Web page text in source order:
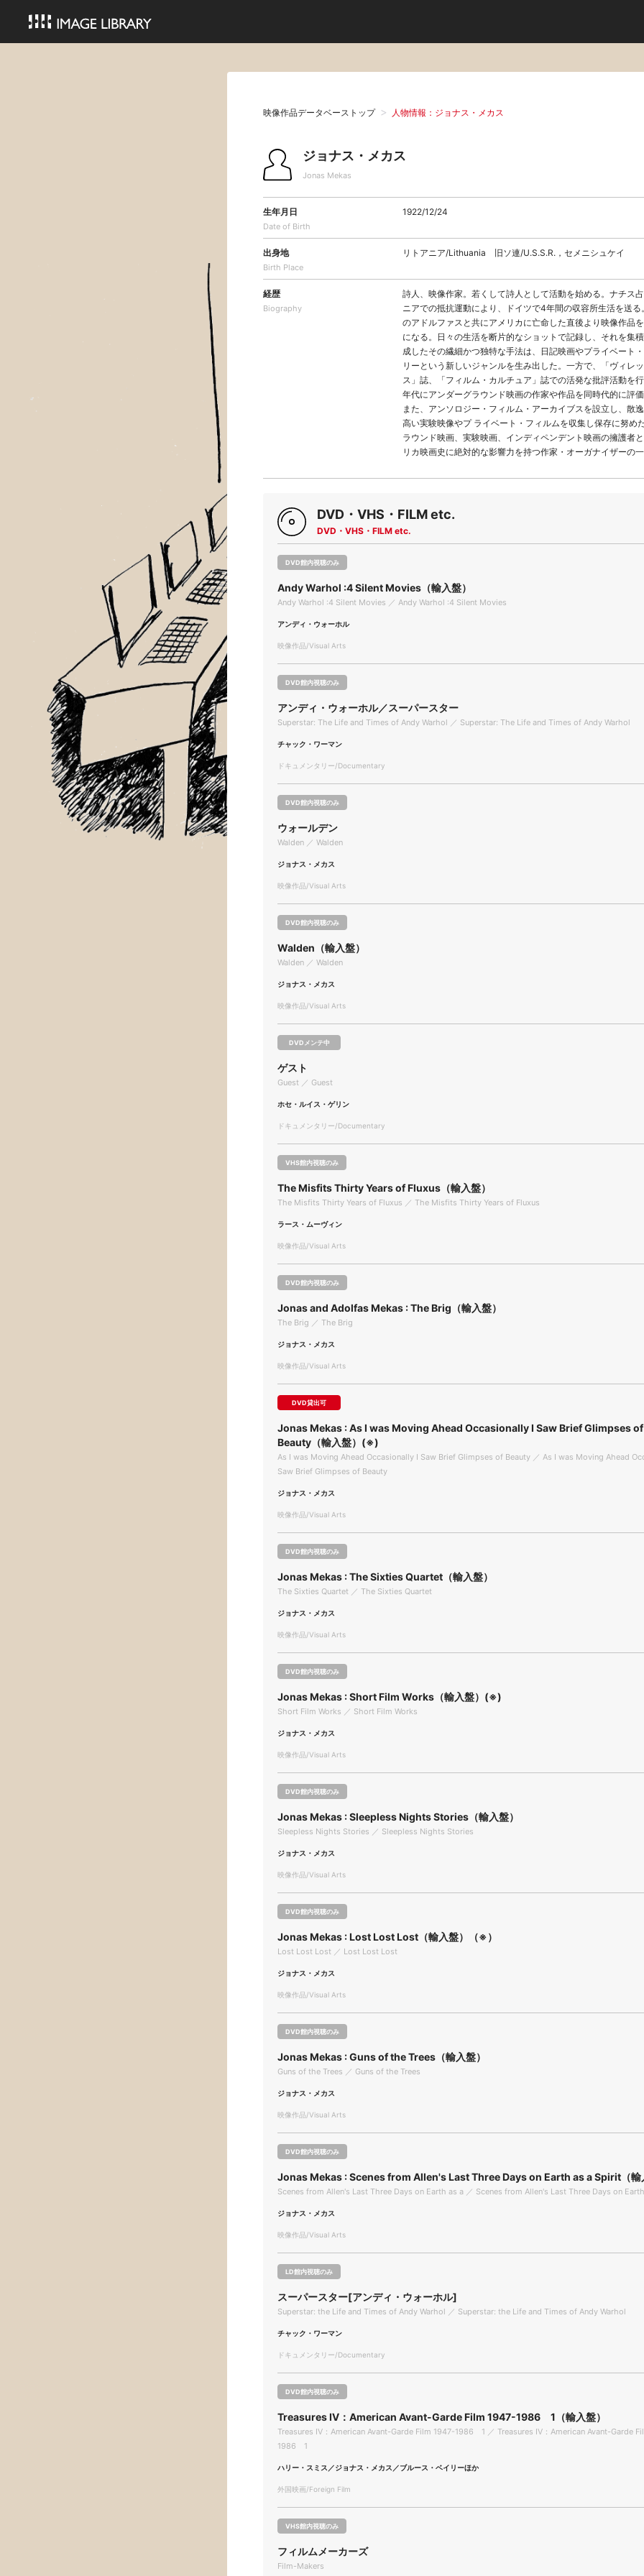
映像作品データベーストップ 人物情報：ジョナス・メカス
ジョナス・メカス
Jonas Mekas
生年月日
Date of Birth
1922/12/24
出身地
Birth Place
リトアニア/Lithuania 旧ソ連/U.S.S.R.，セメニシュケイ
経歴
Biography
詩人、映像作家。若くして詩人として活動を始める。ナチス
ニアでの抵抗運動により、ドイツで4年間の収容所生活を送
のアドルファスと共にアメリカに亡命した直後より映像作品
になる。日々の生活を断片的なショットで記録し、それを集
成したその繊細かつ独特な手法は、日記映画やプライベート
リーという新しいジャンルを生み出した。一方で、「ヴィレ
ス」誌、「フィルム・カルチュア」誌での活発な批評活動を
年代にアンダーグラウンド映画の作家や作品を同時代的に評価
また、アンソロジー・フィルム・アーカイブスを設立し、散
高い実験映像やプ ライベート・フィルムを収集し保存に努め
ラウンド映画、実験映画、インディペンデント映画の擁護者
リカ映画史に絶対的な影響力を持つ作家・オーガナイザーの一
DVD・VHS・FILM etc.
DVD・VHS・FILM etc.
DVD館内視聴のみ
Andy Warhol :4 Silent Movies（輸入盤）
Andy Warhol :4 Silent Movies ／ Andy Warhol :4 Silent Movies
アンディ・ウォーホル
映像作品/Visual Arts
DVD館内視聴のみ
アンディ・ウォーホル／スーパースター
Superstar: The Life and Times of Andy Warhol ／ Superstar: The Life and Times of Andy Warhol
チャック・ワーマン
ドキュメンタリー/Documentary
DVD館内視聴のみ
ウォールデン
Walden ／ Walden
ジョナス・メカス
映像作品/Visual Arts
DVD館内視聴のみ
Walden（輸入盤）
Walden ／ Walden
ジョナス・メカス
映像作品/Visual Arts
DVDメンテ中
ゲスト
Guest ／ Guest
ホセ・ルイス・ゲリン
ドキュメンタリー/Documentary
VHS館内視聴のみ
The Misfits Thirty Years of Fluxus（輸入盤）
The Misfits Thirty Years of Fluxus ／ The Misfits Thirty Years of Fluxus
ラース・ムーヴィン
映像作品/Visual Arts
DVD館内視聴のみ
Jonas and Adolfas Mekas : The Brig（輸入盤）
The Brig ／ The Brig
ジョナス・メカス
映像作品/Visual Arts
DVD貸出可
Jonas Mekas : As I was Moving Ahead Occasionally I Saw Brief Glimpses of
Beauty（輸入盤）(※)
As I was Moving Ahead Occasionally I Saw Brief Glimpses of Beauty ／ As I was Moving Ahead
Saw Brief Glimpses of Beauty
ジョナス・メカス
映像作品/Visual Arts
DVD館内視聴のみ
Jonas Mekas : The Sixties Quartet（輸入盤）
The Sixties Quartet ／ The Sixties Quartet
ジョナス・メカス
映像作品/Visual Arts
DVD館内視聴のみ
Jonas Mekas : Short Film Works（輸入盤）(※)
Short Film Works ／ Short Film Works
ジョナス・メカス
映像作品/Visual Arts
DVD館内視聴のみ
Jonas Mekas : Sleepless Nights Stories（輸入盤）
Sleepless Nights Stories ／ Sleepless Nights Stories
ジョナス・メカス
映像作品/Visual Arts
DVD館内視聴のみ
Jonas Mekas : Lost Lost Lost（輸入盤）（※）
Lost Lost Lost ／ Lost Lost Lost
ジョナス・メカス
映像作品/Visual Arts
DVD館内視聴のみ
Jonas Mekas : Guns of the Trees（輸入盤）
Guns of the Trees ／ Guns of the Trees
ジョナス・メカス
映像作品/Visual Arts
DVD館内視聴のみ
Jonas Mekas : Scenes from Allen's Last Three Days on Earth as a Spirit（輸
Scenes from Allen's Last Three Days on Earth as a ／ Scenes from Allen's Last Three Days on
ジョナス・メカス
映像作品/Visual Arts
LD館内視聴のみ
スーパースター[アンディ・ウォーホル]
Superstar: the Life and Times of Andy Warhol ／ Superstar: the Life and Times of Andy Warhol
チャック・ワーマン
ドキュメンタリー/Documentary
DVD館内視聴のみ
Treasures Ⅳ：American Avant-Garde Film 1947-1986 1（輸入盤）
Treasures Ⅳ：American Avant-Garde Film 1947-1986 1 ／ Treasures Ⅳ：American Avant-Garde
1986 1
ハリー・スミス／ジョナス・メカス／ブルース・ベイリーほか
外国映画/Foreign Film
VHS館内視聴のみ
フィルムメーカーズ
Film-Makers